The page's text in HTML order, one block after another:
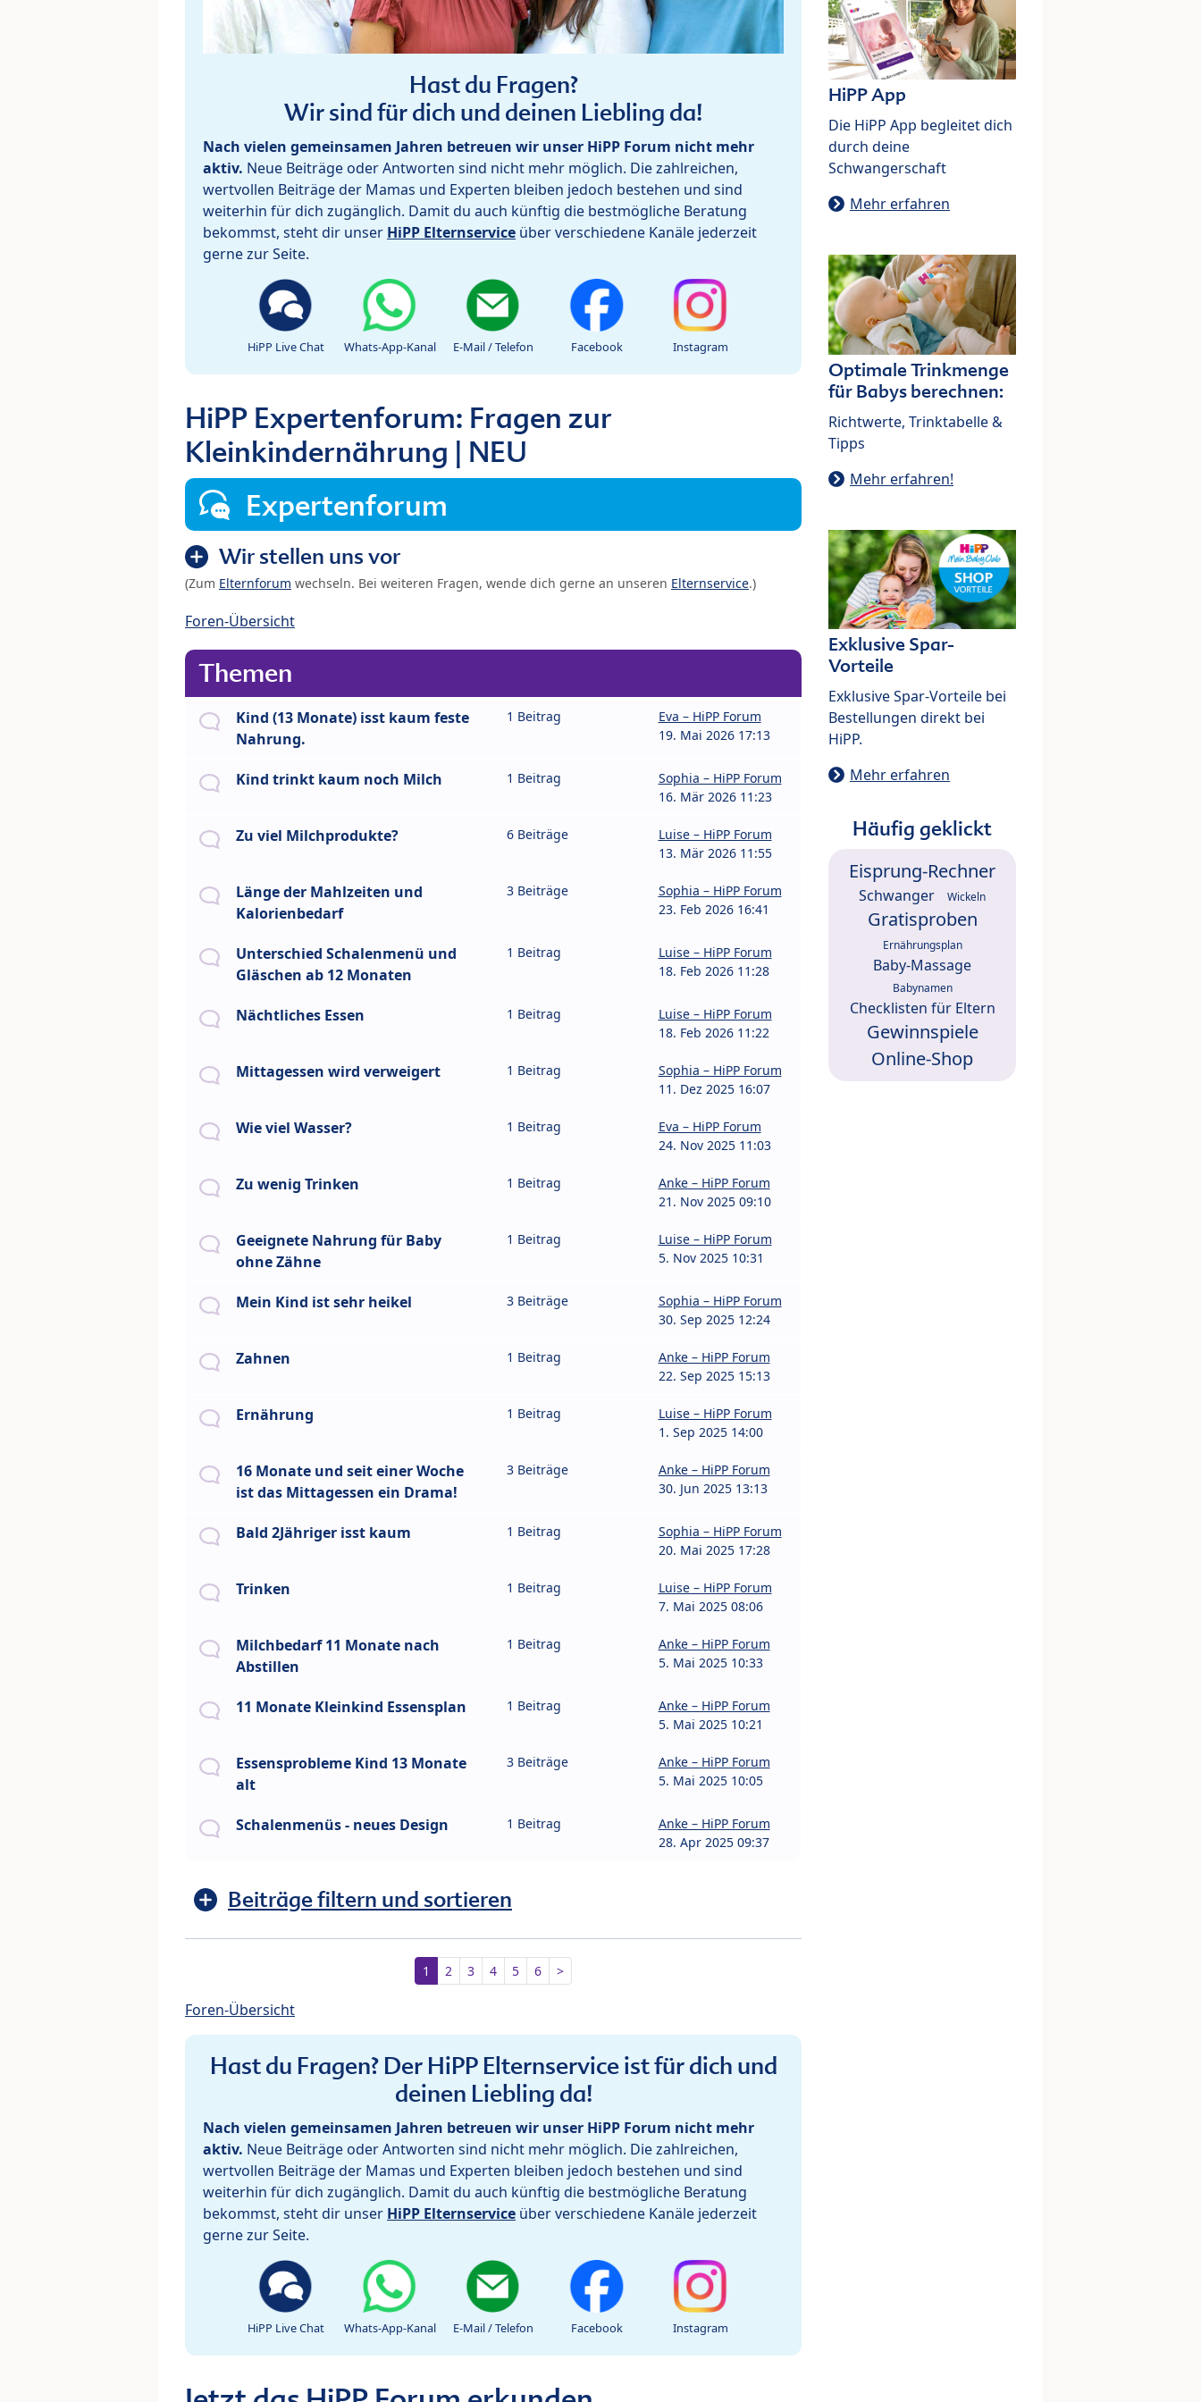
Hast du Fragen?
Wir sind für dich und deinen Liebling da!
Nach vielen gemeinsamen Jahren betreuen wir unser HiPP Forum nicht mehr
aktiv. Neue Beiträge oder Antworten sind nicht mehr möglich. Die zahlreichen,
wertvollen Beiträge der Mamas und Experten bleiben jedoch bestehen und sind
weiterhin für dich zugänglich. Damit du auch künftig die bestmögliche Beratung
bekommst, steht dir unser HiPP Elternservice über verschiedene Kanäle jederzeit
gerne zur Seite.
HiPP Live Chat Whats-App-Kanal E-Mail / Telefon Facebook Instagram
HiPP Expertenforum: Fragen zur
Kleinkindernährung | NEU
Expertenforum
Wir stellen uns vor
(Zum Elternforum wechseln. Bei weiteren Fragen, wende dich gerne an unseren Elternservice.)
Foren-Übersicht
Themen
Kind (13 Monate) isst kaum feste
Nahrung.
1 Beitrag
Eva – HiPP Forum
19. Mai 2026 17:13
Kind trinkt kaum noch Milch 1 Beitrag
Sophia – HiPP Forum
16. Mär 2026 11:23
Zu viel Milchprodukte? 6 Beiträge
Luise – HiPP Forum
13. Mär 2026 11:55
Länge der Mahlzeiten und
Kalorienbedarf
3 Beiträge
Sophia – HiPP Forum
23. Feb 2026 16:41
Unterschied Schalenmenü und
Gläschen ab 12 Monaten
1 Beitrag
Luise – HiPP Forum
18. Feb 2026 11:28
Nächtliches Essen 1 Beitrag
Luise – HiPP Forum
18. Feb 2026 11:22
Mittagessen wird verweigert 1 Beitrag
Sophia – HiPP Forum
11. Dez 2025 16:07
Wie viel Wasser? 1 Beitrag
Eva – HiPP Forum
24. Nov 2025 11:03
Zu wenig Trinken 1 Beitrag
Anke – HiPP Forum
21. Nov 2025 09:10
Geeignete Nahrung für Baby
ohne Zähne
1 Beitrag
Luise – HiPP Forum
5. Nov 2025 10:31
Mein Kind ist sehr heikel 3 Beiträge
Sophia – HiPP Forum
30. Sep 2025 12:24
Zahnen 1 Beitrag
Anke – HiPP Forum
22. Sep 2025 15:13
Ernährung 1 Beitrag
Luise – HiPP Forum
1. Sep 2025 14:00
16 Monate und seit einer Woche
ist das Mittagessen ein Drama!
3 Beiträge
Anke – HiPP Forum
30. Jun 2025 13:13
Bald 2Jähriger isst kaum 1 Beitrag
Sophia – HiPP Forum
20. Mai 2025 17:28
Trinken 1 Beitrag
Luise – HiPP Forum
7. Mai 2025 08:06
Milchbedarf 11 Monate nach
Abstillen
1 Beitrag
Anke – HiPP Forum
5. Mai 2025 10:33
11 Monate Kleinkind Essensplan 1 Beitrag
Anke – HiPP Forum
5. Mai 2025 10:21
Essensprobleme Kind 13 Monate
alt
3 Beiträge
Anke – HiPP Forum
5. Mai 2025 10:05
Schalenmenüs - neues Design 1 Beitrag
Anke – HiPP Forum
28. Apr 2025 09:37
Beiträge filtern und sortieren
1 2 3 4 5 6 >
Foren-Übersicht
Hast du Fragen? Der HiPP Elternservice ist für dich und
deinen Liebling da!
Nach vielen gemeinsamen Jahren betreuen wir unser HiPP Forum nicht mehr
aktiv. Neue Beiträge oder Antworten sind nicht mehr möglich. Die zahlreichen,
wertvollen Beiträge der Mamas und Experten bleiben jedoch bestehen und sind
weiterhin für dich zugänglich. Damit du auch künftig die bestmögliche Beratung
bekommst, steht dir unser HiPP Elternservice über verschiedene Kanäle jederzeit
gerne zur Seite.
HiPP Live Chat Whats-App-Kanal E-Mail / Telefon Facebook Instagram
HiPP App
Die HiPP App begleitet dich
durch deine
Schwangerschaft
Mehr erfahren
Optimale Trinkmenge
für Babys berechnen:
Richtwerte, Trinktabelle &
Tipps
Mehr erfahren!
Exklusive Spar-
Vorteile
Exklusive Spar-Vorteile bei
Bestellungen direkt bei
HiPP.
Mehr erfahren
Häufig geklickt
Eisprung-Rechner
Schwanger Wickeln
Gratisproben
Ernährungsplan
Baby-Massage
Babynamen
Checklisten für Eltern
Gewinnspiele
Online-Shop